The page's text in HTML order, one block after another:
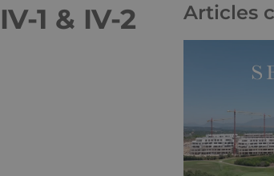
1 & IV-2 Articles